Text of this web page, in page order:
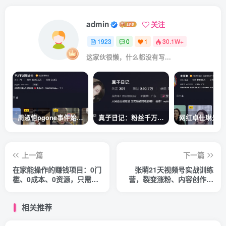
admin 关注
1923 0 1 30.1W+
这家伙很懒，什么都没有写...
周淑怡pgone事件始末，周淑怡现状 真子日记：粉丝千万的真子日记是最懂反转的网红吗？
上一篇
在家能操作的赚钱项目：0门
槛、0成本、0资源，只需一
下一篇
张萌21天视频号实战训练
营，裂变涨粉、内容创作、
相关推荐